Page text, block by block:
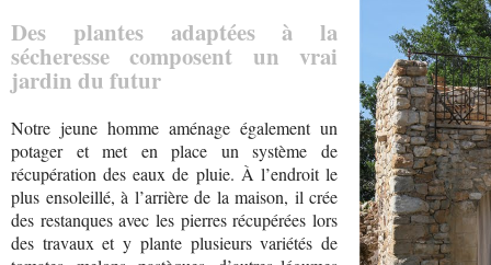
Des plantes adaptées à la
sécheresse composent un vrai
jardin du futur
Notre jeune homme aménage également un
potager et met en place un système de
récupération des eaux de pluie. À l’endroit le
plus ensoleillé, à l’arrière de la maison, il crée
des restanques avec les pierres récupérées lors
des travaux et y plante plusieurs variétés de